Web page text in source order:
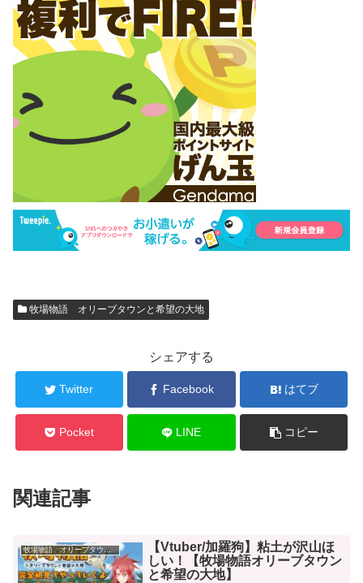
牧場物語 オリーブタウンと希望の大地
シェアする
Twitter Facebook はてブ
Pocket LINE コピー
関連記事
牧場物語 オリーブタウンと希望の大地
【Vtuber/加羅狗】粘土が沢山ほ
しい！【牧場物語オリーブタウン
と希望の大地】